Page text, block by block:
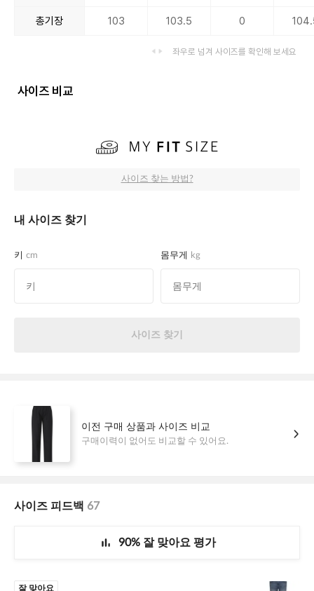
총기장 103 103.5 0
좌우로 넘겨 사이즈를 확인해 보세요
사이즈 비교